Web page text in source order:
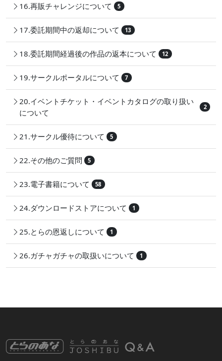
16.再販チャレンジについて 5
17.委託期間中の返却について 13
18.委託期間経過後の作品の返本について 12
19.サークルポータルについて 7
20.イベントチケット・イベントカタログの取り扱い
について
2
21.サークル優待について 5
22.その他のご質問 5
23.電子書籍について 58
24.ダウンロードストアについて 1
25.とらの恩返しについて 1
26.ガチャガチャの取扱いについて 1